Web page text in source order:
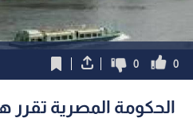
0
0
الحكومة المصرية